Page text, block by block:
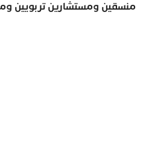
منسقين ومستشارين تربويين